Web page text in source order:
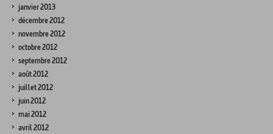
janvier 2013
décembre 2012
novembre 2012
octobre 2012
septembre 2012
août 2012
juillet 2012
juin 2012
mai 2012
avril 2012